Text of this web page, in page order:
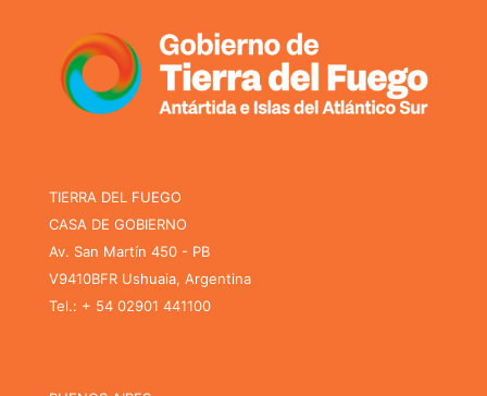
TIERRA DEL FUEGO
CASA DE GOBIERNO
Av. San Martín 450 - PB
V9410BFR Ushuaia, Argentina
Tel.: + 54 02901 441100